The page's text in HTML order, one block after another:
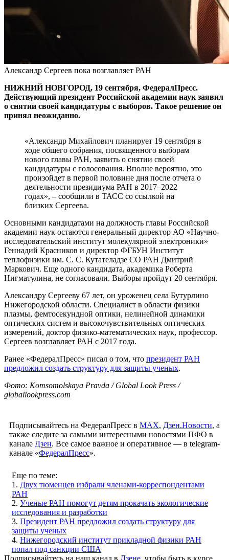
Александр Сергеев пока возглавляет РАН
НИЖНИЙ НОВГОРОД, 19 сентября, ФедералПресс.
Действующий президент Российской академии наук заявил
о снятии своей кандидатуры с выборов. Такое решение он
принял неожиданно.
«Александр Михайлович планирует 19 сентября в
ходе общего собрания, посвященного выборам
нового главы РАН, заявить о снятии своей
кандидатуры с голосования. Вполне вероятно, это
произойдет в первой половине дня после отчета о
деятельности президиума РАН в 2017–2022
годах», – сообщили в ТАСС со ссылкой на
близких Сергеева.
Основными кандидатами на должность главы Российской
академии наук остаются генеральный директор АО «Научно-
исследовательский институт молекулярной электроники»
Геннадий Красников и директор ФГБУН Институт
теплофизики им. С. С. Кутателадзе СО РАН Дмитрий
Маркович. Еще одного кандидата, академика Роберта
Нигматулина, не согласовали. Выборы пройдут 20 сентября.
Александру Сергееву 67 лет, он уроженец села Бутурлино
Нижегородской области. Специалист в области физики
плазмы, фемтосекундной оптики, нелинейной динамики
оптических систем и высокочувствительных оптических
измерений, доктор физико-математических наук, профессор.
Сергеев возглавляет РАН с 2017 года.
Ранее «ФедералПресс» писал о том, что президент РАН
предложил создать структуру для защиты ученых.
Фото: Komsomolskaya Pravda / Global Look Press /
globallookpress.com
Подписывайтесь на ФедералПресс в МАХ, Дзен.Новости, а
также следите за самыми интересными новостями ПФО в
канале Дзен. Все самое важное и оперативное — в telegram-
канале «ФедералПресс».
Еще по теме:
1. Двух тюменцев избрали членами-корреспондентами
РАН
2. Ученые РАН помогут детям прокачать экологические
исследования и разработки
3. Президент РАН предложил создать структуру для
защиты ученых
4. Нижегородский институт прикладной физики РАН
попал под санкции США
Подписывайтесь на наш канал в Дзене , чтобы быть в курсе